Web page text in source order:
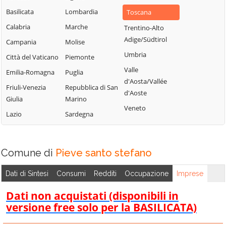
Basilicata
Calabria
Campania
Città del Vaticano
Emilia-Romagna
Friuli-Venezia
Giulia
Lazio
Lombardia
Marche
Molise
Piemonte
Puglia
Repubblica di San
Marino
Sardegna
Toscana
Trentino-Alto
Adige/Südtirol
Umbria
Valle
d'Aosta/Vallée
d'Aoste
Veneto
Comune di Pieve santo stefano
Dati di Sintesi Consumi Redditi Occupazione Imprese
Dati non acquistati (disponibili in
versione free solo per la BASILICATA)